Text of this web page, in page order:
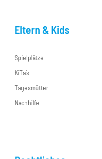
Eltern & Kids
Spielplätze
KiTa’s
Tagesmütter
Nachhilfe